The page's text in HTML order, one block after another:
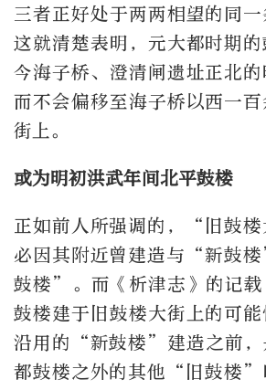
三者正好处于两两相望的同一
这就清楚表明，元大都时期
今海子桥、澄清闸遗址正北的
而不会偏移至海子桥以西一
街上。
或为明初洪武年间北平鼓楼
正如前人所强调的，“旧鼓楼
必因其附近曾建造与“新鼓
鼓楼”。而《析津志》的记载
鼓楼建于旧鼓楼大街上的可
沿用的“新鼓楼”建造之前，
都鼓楼之外的其他“旧鼓楼”